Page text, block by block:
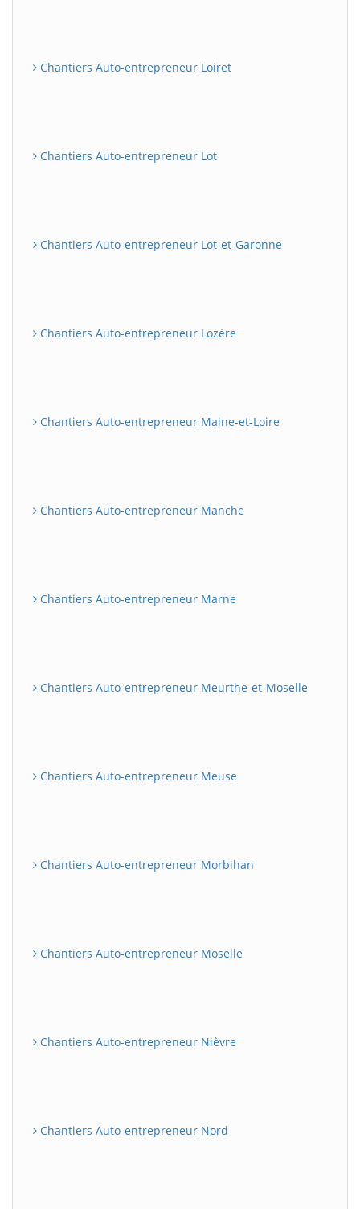
Chantiers Auto-entrepreneur Loiret
Chantiers Auto-entrepreneur Lot
Chantiers Auto-entrepreneur Lot-et-Garonne
Chantiers Auto-entrepreneur Lozère
Chantiers Auto-entrepreneur Maine-et-Loire
Chantiers Auto-entrepreneur Manche
Chantiers Auto-entrepreneur Marne
Chantiers Auto-entrepreneur Meurthe-et-Moselle
Chantiers Auto-entrepreneur Meuse
Chantiers Auto-entrepreneur Morbihan
Chantiers Auto-entrepreneur Moselle
Chantiers Auto-entrepreneur Nièvre
Chantiers Auto-entrepreneur Nord